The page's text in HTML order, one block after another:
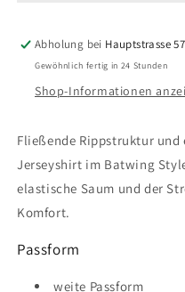
Abholung bei Hauptstrasse 57
Gewöhnlich fertig in 24 Stunden
Shop-Informationen
Fließende Rippstruktur und
Jerseyshirt im Batwing
elastische Saum und der
Komfort.
Passform
weite Passform